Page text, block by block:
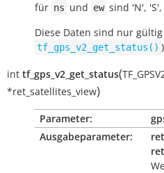
für ns und ew sind 'N',
Diese Daten sind nur
tf_gps_v2_get_status()
int tf_gps_v2_get_status(
*ret_satellites_view)
Parameter:
Ausgabeparameter: